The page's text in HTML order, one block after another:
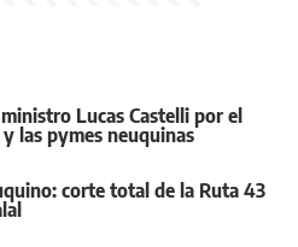
Lucas Castelli por el
las pymes neuquinas
corte total de la Ruta 43